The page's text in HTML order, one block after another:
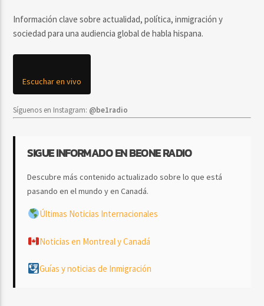
Información clave sobre actualidad, política, inmigración y
sociedad para una audiencia global de habla hispana.
Escuchar en vivo
Síguenos en Instagram: @be1radio
SIGUE INFORMADO EN BEONE RADIO
Descubre más contenido actualizado sobre lo que está
pasando en el mundo y en Canadá.
Últimas Noticias Internacionales
Noticias en Montreal y Canadá
Guías y noticias de Inmigración